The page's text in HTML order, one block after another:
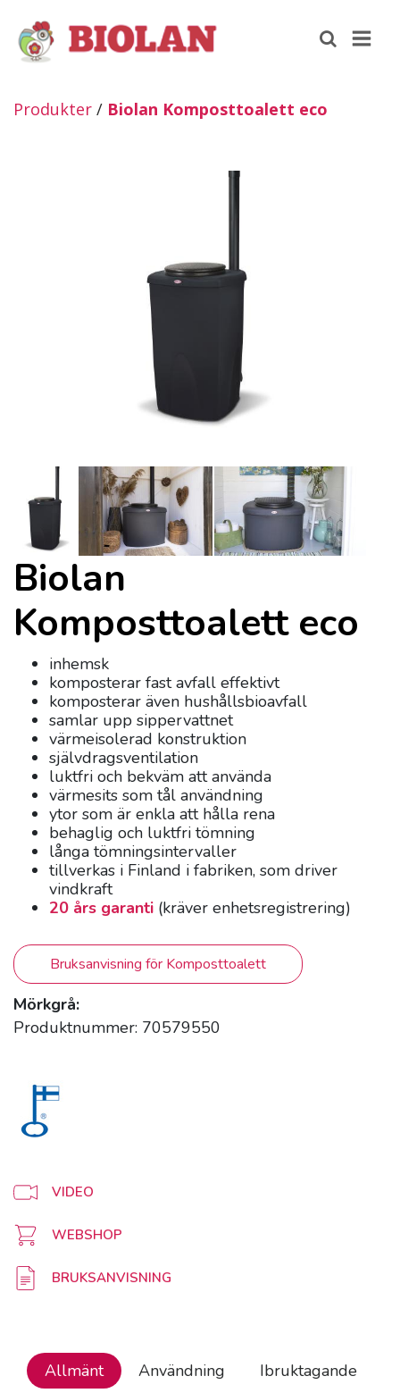
Produkter / Biolan Komposttoalett eco
Biolan
Komposttoalett eco
inhemsk
komposterar fast avfall effektivt
komposterar även hushållsbioavfall
samlar upp sippervattnet
värmeisolerad konstruktion
självdragsventilation
luktfri och bekväm att använda
värmesits som tål användning
ytor som är enkla att hålla rena
behaglig och luktfri tömning
långa tömningsintervaller
tillverkas i Finland i fabriken, som driver
vindkraft
20 års garanti (kräver enhetsregistrering)
Bruksanvisning för Komposttoalett
Mörkgrå:
Produktnummer: 70579550
VIDEO
WEBSHOP
BRUKSANVISNING
Allmänt Användning
Ibruktagande